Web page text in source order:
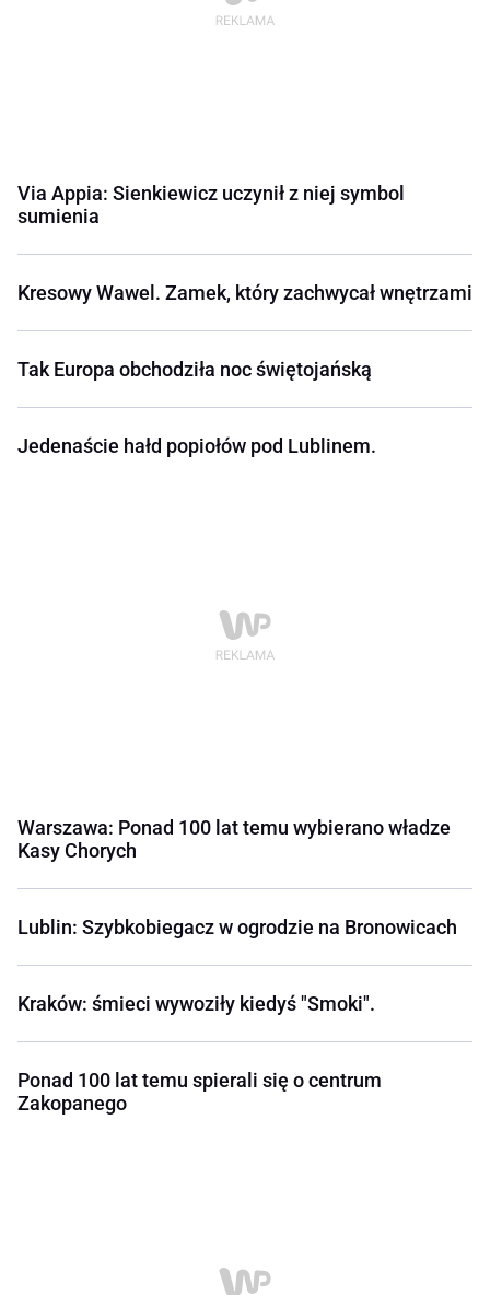
Via Appia: Sienkiewicz uczynił z niej symbol
sumienia
Kresowy Wawel. Zamek, który zachwycał wnętrzami
Tak Europa obchodziła noc świętojańską
Jedenaście hałd popiołów pod Lublinem.
Warszawa: Ponad 100 lat temu wybierano władze
Kasy Chorych
Lublin: Szybkobiegacz w ogrodzie na Bronowicach
Kraków: śmieci wywoziły kiedyś "Smoki".
Ponad 100 lat temu spierali się o centrum
Zakopanego